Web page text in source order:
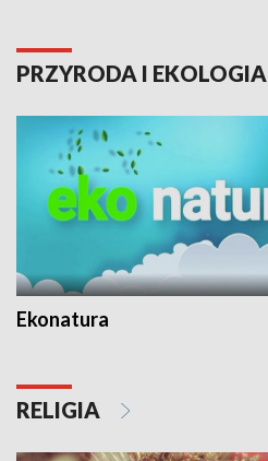
PRZYRODA I EKOLOGIA
Ekonatura
RELIGIA